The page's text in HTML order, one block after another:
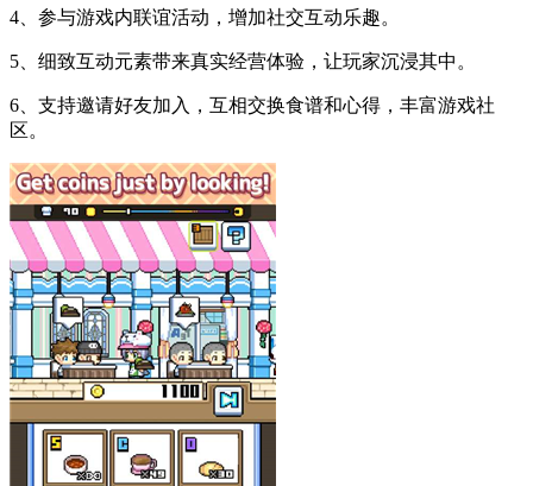
4、参与游戏内联谊活动，增加社交互动乐趣。
5、细致互动元素带来真实经营体验，让玩家沉浸其中。
6、支持邀请好友加入，互相交换食谱和心得，丰富游戏社
区。